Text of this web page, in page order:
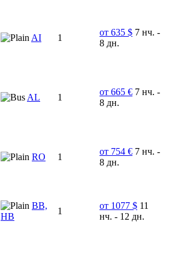
AI 1
от 635 $ 7 нч. -
8 дн.
AL 1
от 665 € 7 нч. -
8 дн.
RO 1
от 754 € 7 нч. -
8 дн.
ВВ,
НВ
1
от 1077 $ 11
нч. - 12 дн.